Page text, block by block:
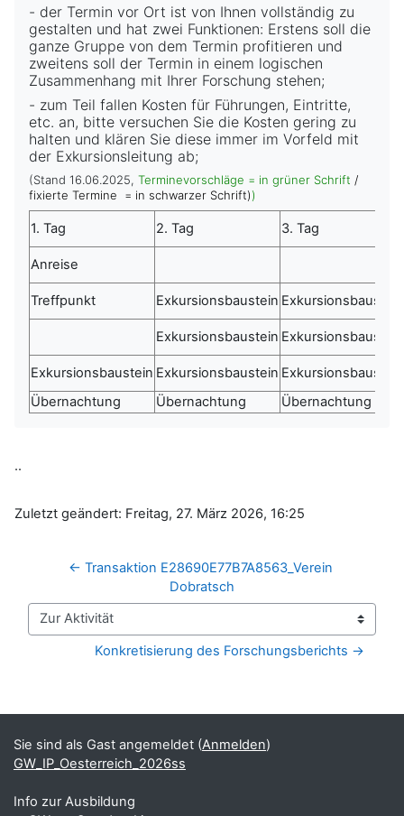
- der Termin vor Ort ist von Ihnen vollständig zu
gestalten und hat zwei Funktionen: Erstens soll die
ganze Gruppe von dem Termin profitieren und
zweitens soll der Termin in einem logischen
Zusammenhang mit Ihrer Forschung stehen;
- zum Teil fallen Kosten für Führungen, Eintritte,
etc. an, bitte versuchen Sie die Kosten gering zu
halten und klären Sie diese immer im Vorfeld mit
der Exkursionsleitung ab;
(Stand 16.06.2025, Terminevorschläge = in grüner Schrift /
fixierte Termine = in schwarzer Schrift))
1. Tag 2. Tag 3. Tag
Anreise
Treffpunkt Exkursionsbaustein Exkursionsbaustein
Exkursionsbaustein Exkursionsbaustein
Exkursionsbaustein Exkursionsbaustein Exkursionsbaustein
Übernachtung
Übernachtung Übernachtung
..
Zuletzt geändert: Freitag, 27. März 2026, 16:25
← Transaktion E28690E77B7A8563_Verein
Dobratsch
Zur Aktivität
Konkretisierung des Forschungsberichts →
Ergänzungsblöcke
Sie sind als Gast angemeldet (Anmelden)
GW_IP_Oesterreich_2026ss
Info zur Ausbildung